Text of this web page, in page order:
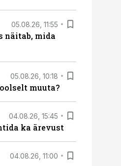
05.08.26, 11:55
näitab, mida
05.08.26, 10:18
muuta?
04.08.26, 15:45
ka ärevust
04.08.26, 11:00